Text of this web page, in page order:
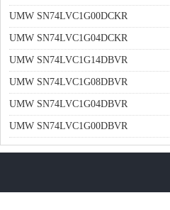
UMW SN74LVC1G00DCKR
UMW SN74LVC1G04DCKR
UMW SN74LVC1G14DBVR
UMW SN74LVC1G08DBVR
UMW SN74LVC1G04DBVR
UMW SN74LVC1G00DBVR